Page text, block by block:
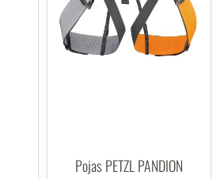
Pojas PETZL PANDION